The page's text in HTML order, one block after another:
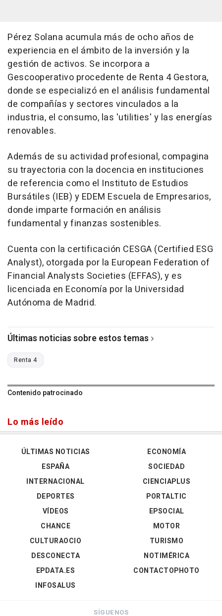
Pérez Solana acumula más de ocho años de
experiencia en el ámbito de la inversión y la
gestión de activos. Se incorpora a
Gescooperativo procedente de Renta 4 Gestora,
donde se especializó en el análisis fundamental
de compañías y sectores vinculados a la
industria, el consumo, las 'utilities' y las energías
renovables.
Además de su actividad profesional, compagina
su trayectoria con la docencia en instituciones
de referencia como el Instituto de Estudios
Bursátiles (IEB) y EDEM Escuela de Empresarios,
donde imparte formación en análisis
fundamental y finanzas sostenibles.
Cuenta con la certificación CESGA (Certified ESG
Analyst), otorgada por la European Federation of
Financial Analysts Societies (EFFAS), y es
licenciada en Economía por la Universidad
Autónoma de Madrid.
Últimas noticias sobre estos temas
Renta 4
Contenido patrocinado
Lo más leído
ÚLTIMAS NOTICIAS
ESPAÑA
INTERNACIONAL
DEPORTES
VÍDEOS
ECONOMÍA
SOCIEDAD
CIENCIAPLUS
PORTALTIC
EPSOCIAL
CHANCE
CULTURAOCIO
DESCONECTA
EPDATA.ES
INFOSALUS
MOTOR
TURISMO
NOTIMÉRICA
CONTACTOPHOTO
SÍGUENOS